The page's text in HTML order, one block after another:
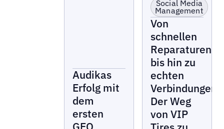
Audikas
Erfolg mit
dem
ersten
Social Media
Management
Von
schnellen
Reparaturen
bis hin zu
echten
Verbindungen:
Der Weg
von VIP